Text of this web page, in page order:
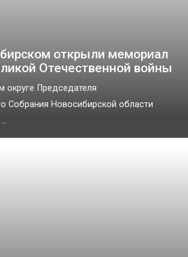
открыли мемориал
Отечественной войны
округе Председателя
Собрания Новосибирской области